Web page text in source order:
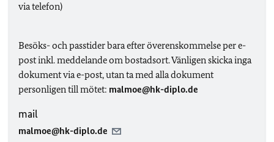
via telefon)
Besöks- och passtider bara efter överenskommelse per e-
post inkl. meddelande om bostadsort. Vänligen skicka inga
dokument via e-post, utan ta med alla dokument
personligen till mötet: malmoe@hk-diplo.de
mail
malmoe@hk-diplo.de